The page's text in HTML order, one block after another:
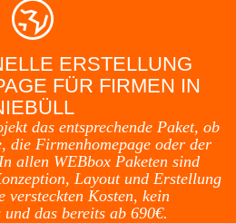
ERSTELLUNG
FÜR FIRMEN IN
das entsprechende Paket, ob
die Firmenhomepage oder der
allen WEBbox Paketen sind
Layout und Erstellung
versteckten Kosten, kein
das bereits ab 690€.